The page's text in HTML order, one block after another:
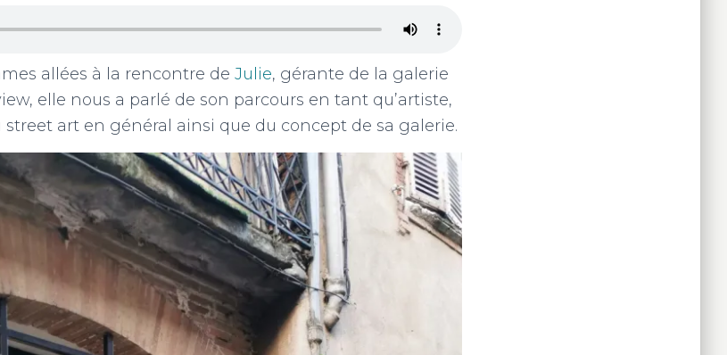
allées à la rencontre de Julie, gérante de la galerie
elle nous a parlé de son parcours en tant qu’artiste,
art en général ainsi que du concept de sa galerie.